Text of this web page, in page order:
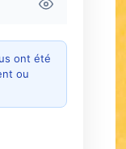
ont été
ou